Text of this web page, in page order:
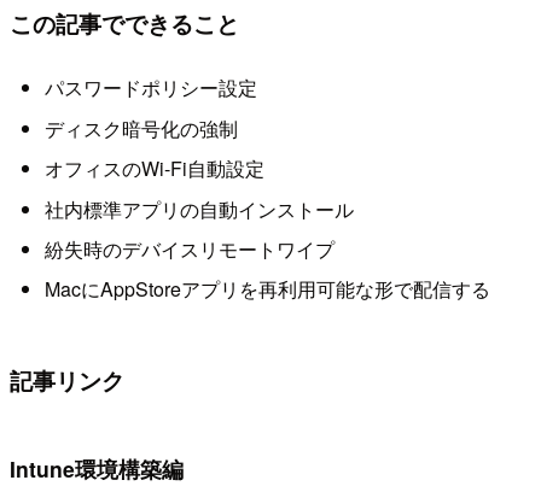
この記事でできること
パスワードポリシー設定
ディスク暗号化の強制
オフィスのWi-Fi自動設定
社内標準アプリの自動インストール
紛失時のデバイスリモートワイプ
MacにAppStoreアプリを再利用可能な形で配信する
記事リンク
Intune環境構築編